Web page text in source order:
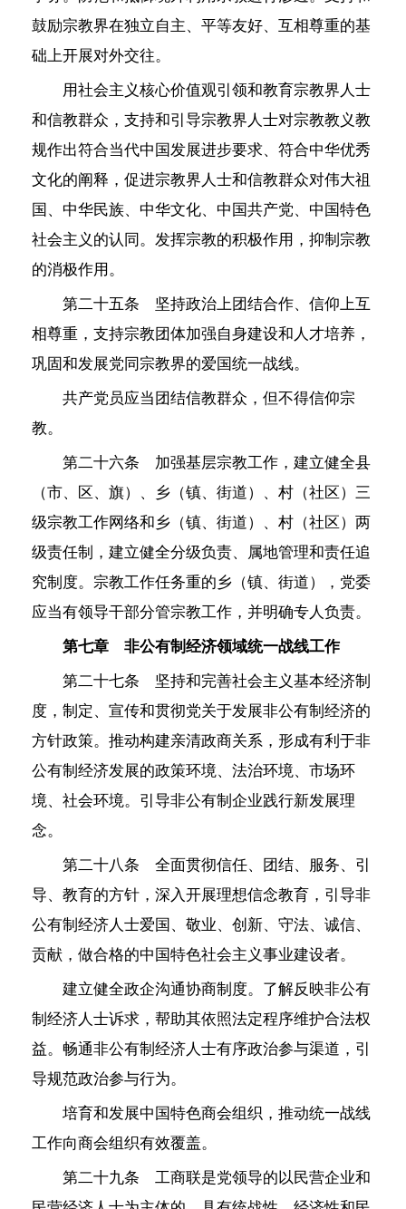
鼓励宗教界在独立自主、平等友好、互相尊重的基
础上开展对外交往。
用社会主义核心价值观引领和教育宗教界人士
和信教群众，支持和引导宗教界人士对宗教教义教
规作出符合当代中国发展进步要求、符合中华优秀
文化的阐释，促进宗教界人士和信教群众对伟大祖
国、中华民族、中华文化、中国共产党、中国特色
社会主义的认同。发挥宗教的积极作用，抑制宗教
的消极作用。
第二十五条 坚持政治上团结合作、信仰上互
相尊重，支持宗教团体加强自身建设和人才培养，
巩固和发展党同宗教界的爱国统一战线。
共产党员应当团结信教群众，但不得信仰宗
教。
第二十六条 加强基层宗教工作，建立健全县
（市、区、旗）、乡（镇、街道）、村（社区）三
级宗教工作网络和乡（镇、街道）、村（社区）两
级责任制，建立健全分级负责、属地管理和责任追
究制度。宗教工作任务重的乡（镇、街道），党委
应当有领导干部分管宗教工作，并明确专人负责。
第七章 非公有制经济领域统一战线工作
第二十七条 坚持和完善社会主义基本经济制
度，制定、宣传和贯彻党关于发展非公有制经济的
方针政策。推动构建亲清政商关系，形成有利于非
公有制经济发展的政策环境、法治环境、市场环
境、社会环境。引导非公有制企业践行新发展理
念。
第二十八条 全面贯彻信任、团结、服务、引
导、教育的方针，深入开展理想信念教育，引导非
公有制经济人士爱国、敬业、创新、守法、诚信、
贡献，做合格的中国特色社会主义事业建设者。
建立健全政企沟通协商制度。了解反映非公有
制经济人士诉求，帮助其依照法定程序维护合法权
益。畅通非公有制经济人士有序政治参与渠道，引
导规范政治参与行为。
培育和发展中国特色商会组织，推动统一战线
工作向商会组织有效覆盖。
第二十九条 工商联是党领导的以民营企业和